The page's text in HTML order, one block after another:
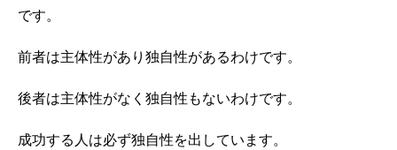
です。
前者は主体性があり独自性があるわけです。
後者は主体性がなく独自性もないわけです。
成功する人は必ず独自性を出しています。